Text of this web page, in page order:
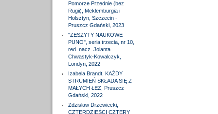
Pomorze Przednie (bez
Rugii), Meklemburgia i
Holsztyn, Szczecin -
Pruszcz Gdański, 2023
"ZESZYTY NAUKOWE
PUNO", seria trzecia, nr 10,
red. nacz. Jolanta
Chwastyk-Kowalczyk,
Londyn, 2022
Izabela Brandt, KAŻDY
STRUMIEŃ SKŁADA SIĘ Z
MAŁYCH ŁEZ, Pruszcz
Gdański, 2022
Zdzisław Drzewiecki,
CZTERDZIEŚCI CZTERY